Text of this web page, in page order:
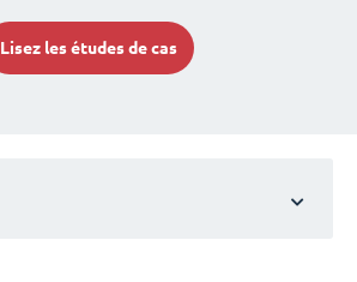
Lisez les études de cas